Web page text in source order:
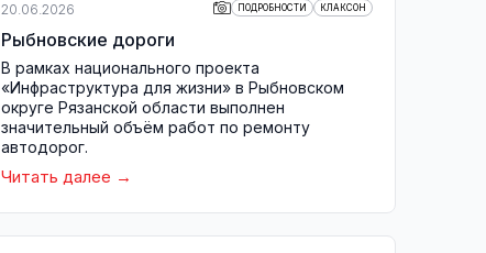
20.06.2026 ПОДРОБНОСТИ КЛАКСОН
Рыбновские дороги
В рамках национального проекта
«Инфраструктура для жизни» в Рыбновском
округе Рязанской области выполнен
значительный объём работ по ремонту
автодорог.
Читать далее